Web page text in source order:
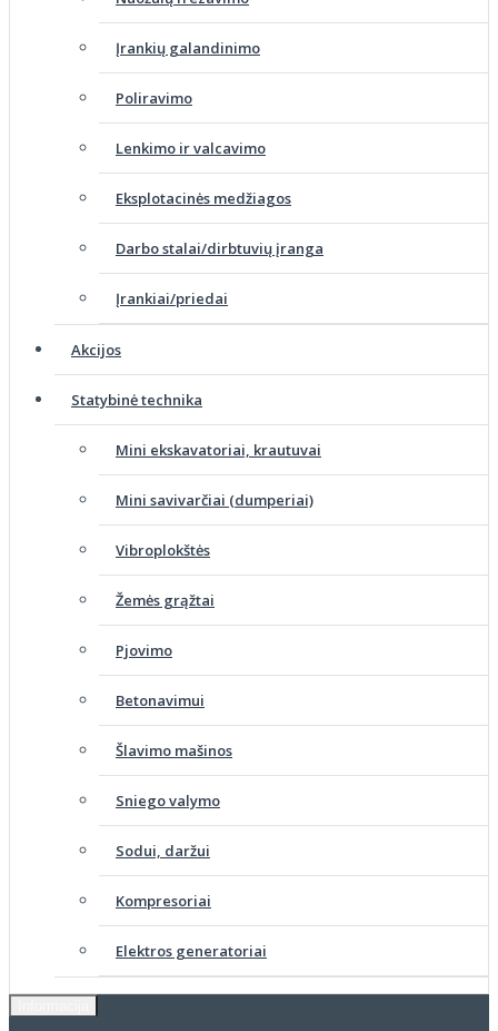
Įrankių galandinimo
Poliravimo
Lenkimo ir valcavimo
Eksplotacinės medžiagos
Darbo stalai/dirbtuvių įranga
Įrankiai/priedai
Akcijos
Statybinė technika
Mini ekskavatoriai, krautuvai
Mini savivarčiai (dumperiai)
Vibroplokštės
Žemės grąžtai
Pjovimo
Betonavimui
Šlavimo mašinos
Sniego valymo
Sodui, daržui
Kompresoriai
Elektros generatoriai